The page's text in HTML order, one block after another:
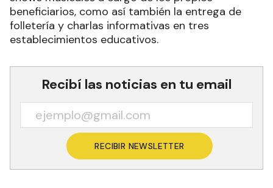
beneficiarios, como así también la entrega de
folletería y charlas informativas en tres
establecimientos educativos.
Recibí las noticias en tu email
RECIBIR NEWSLETTER